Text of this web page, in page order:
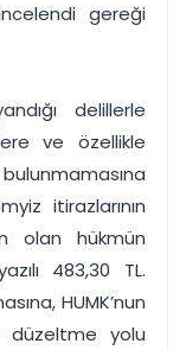
gereği
delillerle
ve özellikle
itirazlarının
olan hükmün
483,30 TL.
HUMK’nun
düzeltme yolu